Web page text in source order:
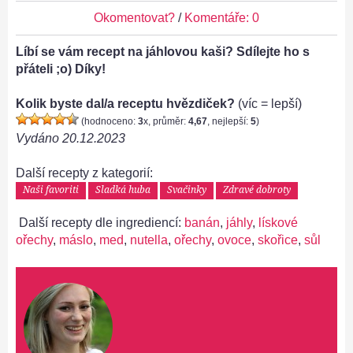
Okomentovat? / Komentáře: 0
Líbí se vám recept na jáhlovou kaši? Sdílejte ho s
přáteli ;o) Díky!
Kolik byste dal/a receptu hvězdiček? (víc = lepší)
(hodnoceno: 3x, průměr: 4,67, nejlepší: 5)
Vydáno 20.12.2023
Další recepty z kategorií:
Naši favoriti
Sladká huba Svačinky Zdravé dobroty
Další recepty dle ingrediencí: banán, jáhly, lískové
ořechy, máslo, med, nutella, ořechy, ovoce, skořice, sůl